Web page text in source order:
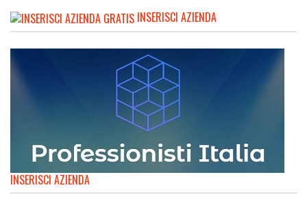
INSERISCI AZIENDA
INSERISCI AZIENDA